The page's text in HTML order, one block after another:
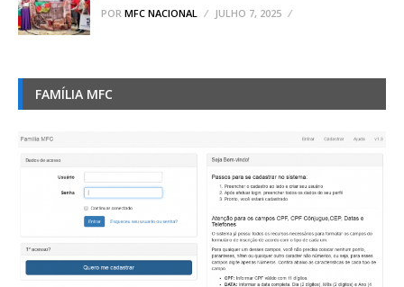
POR MFC NACIONAL JULHO 7, 2025
FAMÍLIA MFC